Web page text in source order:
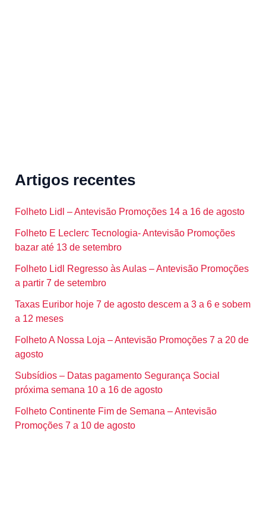
Artigos recentes
Folheto Lidl – Antevisão Promoções 14 a 16 de agosto
Folheto E Leclerc Tecnologia- Antevisão Promoções
bazar até 13 de setembro
Folheto Lidl Regresso às Aulas – Antevisão Promoções
a partir 7 de setembro
Taxas Euribor hoje 7 de agosto descem a 3 a 6 e sobem
a 12 meses
Folheto A Nossa Loja – Antevisão Promoções 7 a 20 de
agosto
Subsídios – Datas pagamento Segurança Social
próxima semana 10 a 16 de agosto
Folheto Continente Fim de Semana – Antevisão
Promoções 7 a 10 de agosto